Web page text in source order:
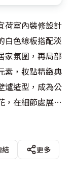
荷室內裝修設計
白色線板搭配淡
家氛圍，再局部
素，妝點精緻典
爐造型，成為公
，在細節處展現
裝修設計考量
位置，並在上
結
更多